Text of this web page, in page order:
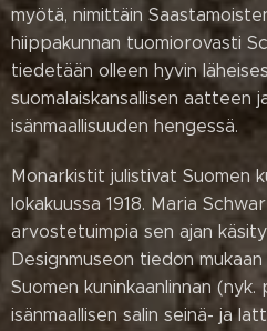
myötä, nimittäin
hiippakunnan tuomiorovasti
tiedetään olleen hyvin
suomalaiskansallisen aatteen
isänmaallisuuden hengessä.
Monarkistit julistivat Suomen
lokakuussa 1918. Maria
arvostetuimpia sen ajan
Designmuseon tiedon
Suomen kuninkaanlinnan
isänmaallisen salin seinä- ja